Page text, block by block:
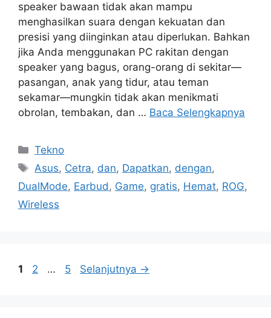
speaker bawaan tidak akan mampu
menghasilkan suara dengan kekuatan dan
presisi yang diinginkan atau diperlukan. Bahkan
jika Anda menggunakan PC rakitan dengan
speaker yang bagus, orang-orang di sekitar—
pasangan, anak yang tidur, atau teman
sekamar—mungkin tidak akan menikmati
obrolan, tembakan, dan … Baca Selengkapnya
Kategori
Tekno
Tag
Asus, Cetra, dan, Dapatkan, dengan,
DualMode, Earbud, Game, gratis, Hemat, ROG,
Wireless
Halaman
1 Halaman
2 … Halaman
5 Selanjutnya →